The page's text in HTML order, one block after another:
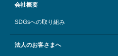
会社概要
SDGsへの取り組み
法人のお客さまへ